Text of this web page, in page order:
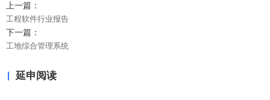
上一篇：
工程软件行业报告
下一篇：
工地综合管理系统
延申阅读